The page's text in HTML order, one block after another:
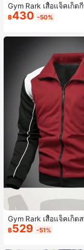
Gym Rark เสื้อแจ็คเก็
มพ์ลายตัวอักษรลำลอง
สำหรับผู้ชาย, เสื้อแจ็คเ
฿430 -50%
Gym Rark เสื้อแจ็คเก็ต
ผู้ชายลาย ผสมและสีคอน
฿529 -51%